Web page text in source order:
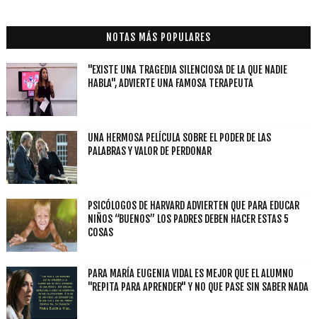
NOTAS MÁS POPULARES
"EXISTE UNA TRAGEDIA SILENCIOSA DE LA QUE NADIE
HABLA", ADVIERTE UNA FAMOSA TERAPEUTA
UNA HERMOSA PELÍCULA SOBRE EL PODER DE LAS
PALABRAS Y VALOR DE PERDONAR
PSICÓLOGOS DE HARVARD ADVIERTEN QUE PARA EDUCAR
NIÑOS “BUENOS” LOS PADRES DEBEN HACER ESTAS 5
COSAS
PARA MARÍA EUGENIA VIDAL ES MEJOR QUE EL ALUMNO
"REPITA PARA APRENDER" Y NO QUE PASE SIN SABER NADA